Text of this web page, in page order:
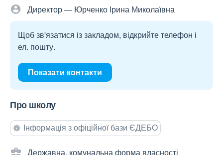
Директор — Юрченко Ірина Миколаївна
Щоб зв'язатися із закладом, відкрийте телефон і
ел. пошту.
Показати контакти
Про школу
Інформація з офіційної бази ЄДЕБО
Державна, комунальна форма власності